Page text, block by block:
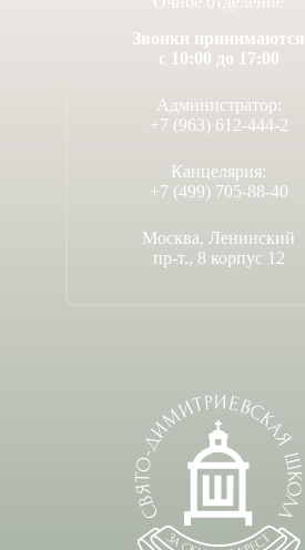
Звонки принимаются
с 10:00 до 17:00
Администратор:
+7 (963) 612-444-2
Канцелярия:
+7 (499) 705-88-40
Москва, Ленинский
пр-т., 8 корпус 12